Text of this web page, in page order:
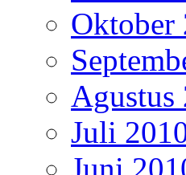
Oktober
Agustus
Juli
Juni